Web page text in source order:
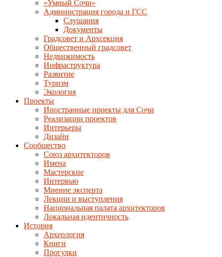
«Умный Сочи»
Администрация города и ГСС
Слушания
Документы
Градсовет и Архсекция
Общественный градсовет
Недвижимость
Инфраструктура
Развитие
Туризм
Экология
Проекты
Иностранные проекты для Сочи
Реализации проектов
Интерьеры
Дизайн
Сообщество
Союз архитекторов
Имена
Мастерские
Интервью
Мнение эксперта
Лекции и выступления
Национальная палата архитекторов
Локальная идентичность
История
Археология
Книги
Прогулки